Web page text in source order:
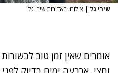
שירי גל | צילום: באדיבות שירי גל
אומרים שאין זמן טוב
וחצי, ארבעה ימים בדיוק